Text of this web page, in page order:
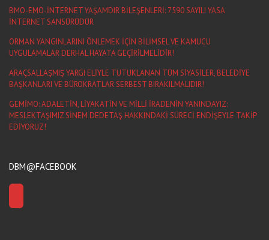
BMO-EMO-İNTERNET YAŞAMDIR BİLEŞENLERİ: 7590 SAYILI YASA
İNTERNET SANSÜRÜDÜR
ORMAN YANGINLARINI ÖNLEMEK İÇİN BİLİMSEL VE KAMUCU
UYGULAMALAR DERHAL HAYATA GEÇİRİLMELİDİR!
ARAÇSALLAŞMIŞ YARGI ELİYLE TUTUKLANAN TÜM SİYASİLER, BELEDİYE
BAŞKANLARI VE BÜROKRATLAR SERBEST BIRAKILMALIDIR!
GEMİMO: ADALETİN, LİYAKATİN VE MİLLİ İRADENİN YANINDAYIZ:
MESLEKTAŞIMIZ SİNEM DEDETAŞ HAKKINDAKİ SÜRECİ ENDİŞEYLE TAKİP
EDİYORUZ!
DBM@FACEBOOK